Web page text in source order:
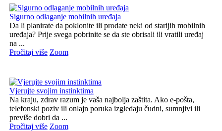
Sigurno odlaganje mobilnih uređaja
Da li planirate da poklonite ili prodate neki od starijih mobilnih
uređaja? Prije svega pobrinite se da ste obrisali ili vratili uređaj
na ...
Pročitaj više Zoom
Vjerujte svojim instinktima
Na kraju, zdrav razum je vaša najbolja zaštita. Ako e-pošta,
telefonski poziv ili onlajn poruka izgledaju čudni, sumnjivi ili
previše dobri da ...
Pročitaj više Zoom